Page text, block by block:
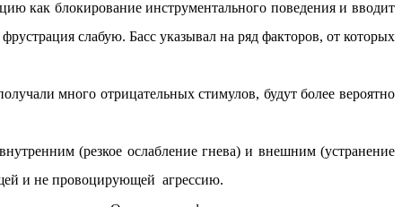
как блокирование инструментального поведения и вводит
слабую. Басс указывал на ряд факторов, от которых
много отрицательных стимулов, будут более вероятно
(резкое ослабление гнева) и внешним (устранение
и не провоцирующей агрессию.